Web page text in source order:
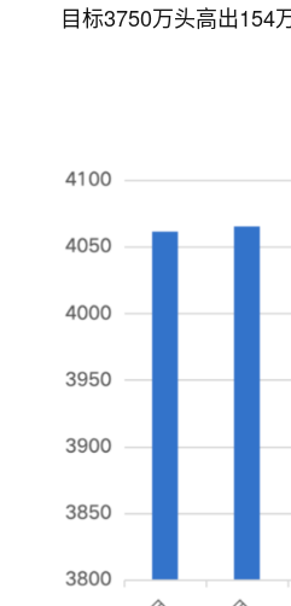
目标3750万头高出154